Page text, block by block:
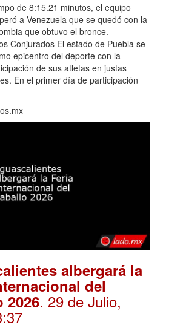
de 8:15.21 minutos, el equipo
a Venezuela que se quedó con la
que obtuvo el bronce.
Conjurados El estado de Puebla se
epicentro del deporte con la
de sus atletas en justas
En el primer día de participación
albergará la
del
2026. 29 de Julio,